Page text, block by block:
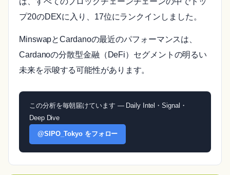
プ20のDEXに入り、17位にランクインしました。
MinswapとCardanoの最近のパフォーマンスは、
Cardanoの分散型金融（DeFi）セグメントの明るい
未来を示唆する可能性があります。
この分析を毎朝届けています — Daily Intel・Signal・
Deep Dive
@SIPO_Tokyo をフォロー